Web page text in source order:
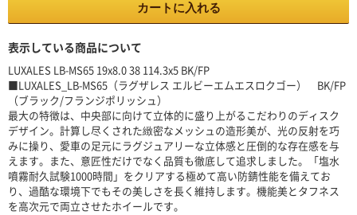
カートに入れる
表示している商品について
LUXALES LB-MS65 19x8.0 38 114.3x5 BK/FP
■LUXALES_LB-MS65（ラグザレス エルビーエムエスロクゴー） BK/FP
（ブラック/フランジポリッシュ）
最大の特徴は、中央部に向けて立体的に盛り上がるこだわりのディスク
デザイン。計算し尽くされた緻密なメッシュの造形美が、光の反射を巧
みに操り、愛車の足元にラグジュアリーな立体感と圧倒的な存在感を与
えます。また、意匠性だけでなく品質も徹底して追求しました。「塩水
噴霧耐久試験1000時間」をクリアする極めて高い防錆性能を備えてお
り、過酷な環境下でもその美しさを長く維持します。機能美とタフネス
を高次元で両立させたホイールです。